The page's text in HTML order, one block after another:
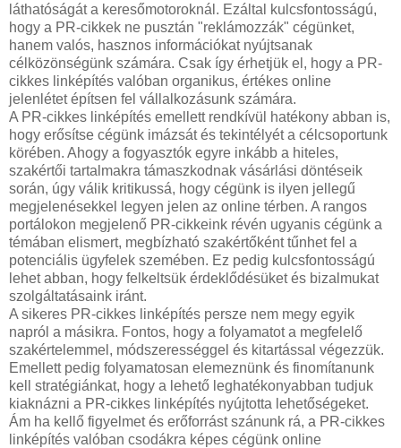
láthatóságát a keresőmotoroknál. Ezáltal kulcsfontosságú,
hogy a PR-cikkek ne pusztán "reklámozzák" cégünket,
hanem valós, hasznos információkat nyújtsanak
célközönségünk számára. Csak így érhetjük el, hogy a PR-
cikkes linképítés valóban organikus, értékes online
jelenlétet építsen fel vállalkozásunk számára.
A PR-cikkes linképítés emellett rendkívül hatékony abban is,
hogy erősítse cégünk imázsát és tekintélyét a célcsoportunk
körében. Ahogy a fogyasztók egyre inkább a hiteles,
szakértői tartalmakra támaszkodnak vásárlási döntéseik
során, úgy válik kritikussá, hogy cégünk is ilyen jellegű
megjelenésekkel legyen jelen az online térben. A rangos
portálokon megjelenő PR-cikkeink révén ugyanis cégünk a
témában elismert, megbízható szakértőként tűnhet fel a
potenciális ügyfelek szemében. Ez pedig kulcsfontosságú
lehet abban, hogy felkeltsük érdeklődésüket és bizalmukat
szolgáltatásaink iránt.
A sikeres PR-cikkes linképítés persze nem megy egyik
napról a másikra. Fontos, hogy a folyamatot a megfelelő
szakértelemmel, módszerességgel és kitartással végezzük.
Emellett pedig folyamatosan elemeznünk és finomítanunk
kell stratégiánkat, hogy a lehető leghatékonyabban tudjuk
kiaknázni a PR-cikkes linképítés nyújtotta lehetőségeket.
Ám ha kellő figyelmet és erőforrást szánunk rá, a PR-cikkes
linképítés valóban csodákra képes cégünk online